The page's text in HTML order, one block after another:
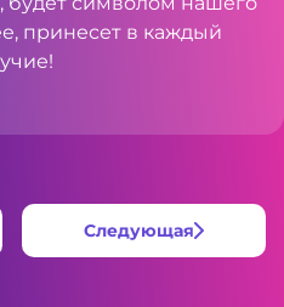
принесет в каждый
Следующая